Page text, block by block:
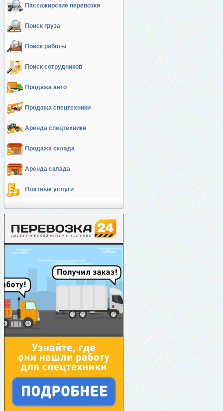
Пассажирские перевозки
Поиск груза
Поиск работы
Поиск сотрудников
Продажа авто
Продажа спецтехники
Аренда спецтехники
Продажа склада
Аренда склада
Платные услуги